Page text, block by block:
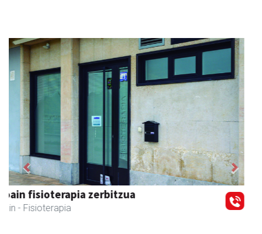
Urpa autobusak
Andoain - Autobusak
Previous Next